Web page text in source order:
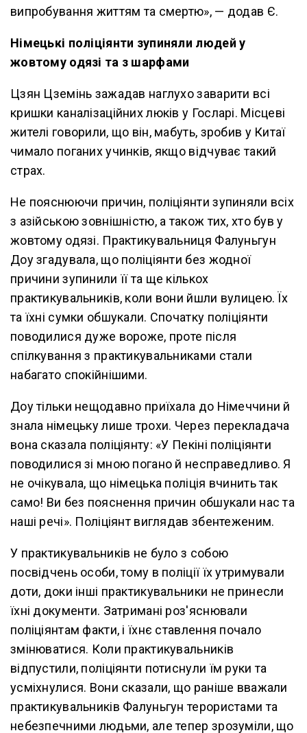
випробування життям та смертю», — додав Є.
Німецькі поліціянти зупиняли людей у
жовтому одязі та з шарфами
Цзян Цземінь зажадав наглухо заварити всі
кришки каналізаційних люків у Госларі. Місцеві
жителі говорили, що він, мабуть, зробив у Китаї
чимало поганих учинків, якщо відчуває такий
страх.
Не пояснюючи причин, поліціянти зупиняли всіх
з азійською зовнішністю, а також тих, хто був у
жовтому одязі. Практикувальниця Фалуньгун
Доу згадувала, що поліціянти без жодної
причини зупинили її та ще кількох
практикувальників, коли вони йшли вулицею. Їх
та їхні сумки обшукали. Спочатку поліціянти
поводилися дуже вороже, проте після
спілкування з практикувальниками стали
набагато спокійнішими.
Доу тільки нещодавно приїхала до Німеччини й
знала німецьку лише трохи. Через перекладача
вона сказала поліціянту: «У Пекіні поліціянти
поводилися зі мною погано й несправедливо. Я
не очікувала, що німецька поліція вчинить так
само! Ви без пояснення причин обшукали нас та
наші речі». Поліціянт виглядав збентеженим.
У практикувальників не було з собою
посвідчень особи, тому в поліції їх утримували
доти, доки інші практикувальники не принесли
їхні документи. Затримані роз'яснювали
поліціянтам факти, і їхнє ставлення почало
змінюватися. Коли практикувальників
відпустили, поліціянти потиснули їм руки та
усміхнулися. Вони сказали, що раніше вважали
практикувальників Фалуньгун терористами та
небезпечними людьми, але тепер зрозуміли, що